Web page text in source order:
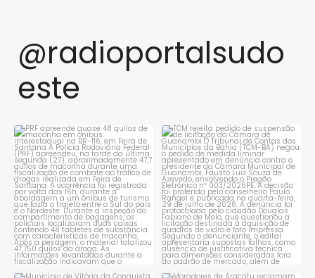
@radioportalsudo
este
PRF apreende quase 48 quilos
de maconha em ônibus...
1 0
TCM rejeita pedido de
suspensão de licitação da...
1 0